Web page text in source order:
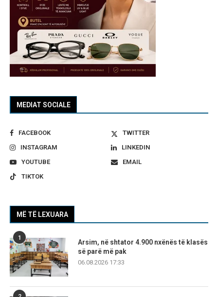
MEDIAT SOCIALE
FACEBOOK
TWITTER
INSTAGRAM
LINKEDIN
YOUTUBE
EMAIL
TIKTOK
MË TË LEXUARA
1
Arsim, në shtator 4.900 nxënës të klasës
së parë më pak
06.08.2026 17:33